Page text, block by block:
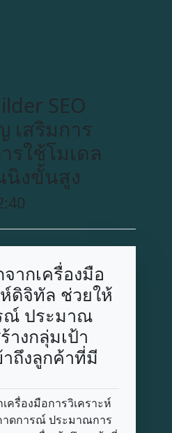
SEO
เสริมการ
รใช้โมเดล
นิงขั้นสูง
ากเครื่องมือ
ดิจิทัล ช่วยให้
ณ์ ประมาณ
างกลุ่มเป้า
ถึงลูกค้าที่มี